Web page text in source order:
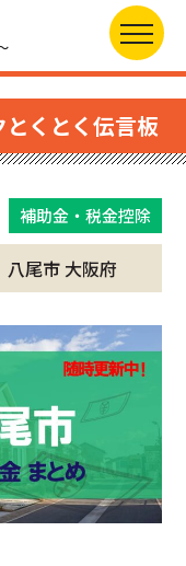
くとく伝言板
補助金・税金控除
尾市 大阪府